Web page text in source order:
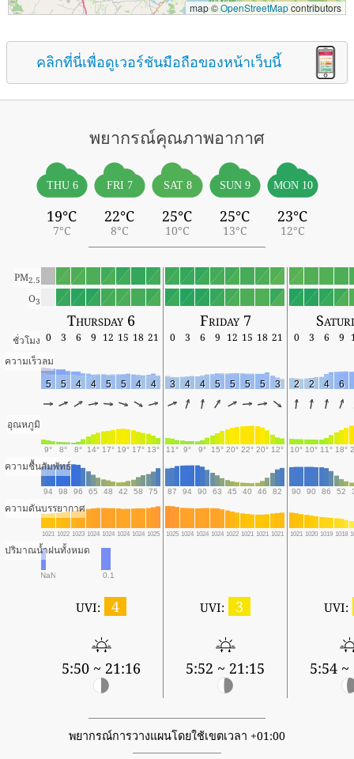
map ©OpenStreetMapcontributors
คลิกที่นี่เพื่อดูเวอร์ชันมือถือของหน้าเว็บนี้
พยากรณ์คุณภาพอากาศ
THU 6
19°C
7°C
FRI 7
22°C
8°C
SAT 8
25°C
10°C
SUN 9
25°C
13°C
MON 10
23°C
12°C
PM2.5
O3
Thursday 6 Friday 7
ชั่วโมง 0 3 6 9 12 15 18 21 0 3 6 9 12 15 18 21 0 3 6 9
ความเร็วลม
5 5 4 4 5 5 4 4 3 4 4 5 5 5 5 3 2 2 4 6
อุณหภูมิ
9° 8° 8° 14° 17° 19° 17° 13° 11° 9° 9° 15° 20° 22° 20° 12° 10° 10° 11° 18°
ความชื้นสัมพัทธ์
94 98 96 65 48 42 58 75 87 94 90 63 45 40 46 82 90 90 86 52
ความดันบรรยากาศ
1021 1022 1023 1024 1024 1024 1024 1025 1025 1024 1024 1024 1022 1021 1021 1021 1021 1020 1019 1018
ปริมาณน้ำฝนทั้งหมด
NaN 0.1
UVI: 4
5:50 ~ 21:16
UVI: 3
5:52 ~ 21:15
UVI:
5:54 ~
พยากรณ์การวางแผนโดยใช้เขตเวลา +01:00